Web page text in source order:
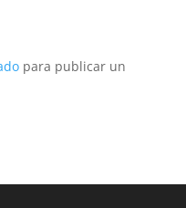
para publicar un